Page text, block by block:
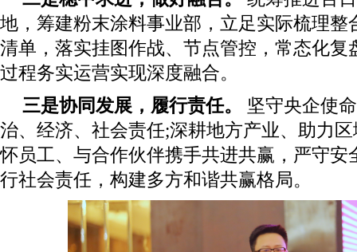
地，筹建粉末涂料事业部，立足实际梳理整
清单，落实挂图作战、节点管控，常态化复
过程务实运营实现深度融合。
三是协同发展，履行责任。
坚守央企使
治、经济、社会责任;深耕地方产业、助力
怀员工、与合作伙伴携手共进共赢，严守安
行社会责任，构建多方和谐共赢格局。